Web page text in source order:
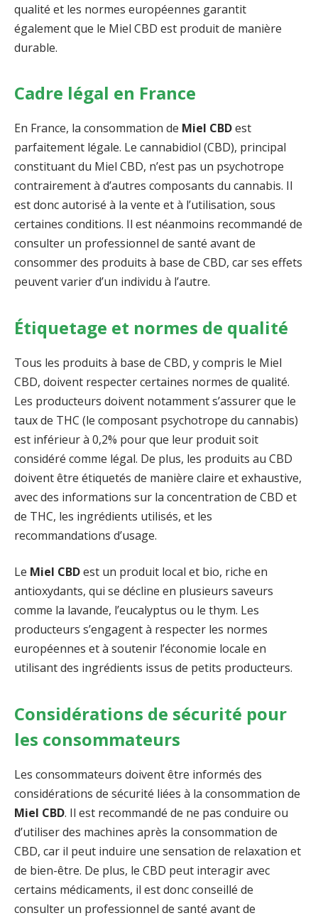
qualité et les normes européennes garantit
également que le Miel CBD est produit de manière
durable.
Cadre légal en France
En France, la consommation de Miel CBDest
parfaitement légale. Le cannabidiol (CBD), principal
constituant du Miel CBD, n’est pas un psychotrope
contrairement à d’autres composants du cannabis. Il
est donc autorisé à la vente et à l’utilisation, sous
certaines conditions. Il est néanmoins recommandé de
consulter un professionnel de santé avant de
consommer des produits à base de CBD, car ses effets
peuvent varier d’un individu à l’autre.
Étiquetage et normes de qualité
Tous les produits à base de CBD, y compris le Miel
CBD, doivent respecter certaines normes de qualité.
Les producteurs doivent notamment s’assurer que le
taux de THC (le composant psychotrope du cannabis)
est inférieur à 0,2% pour que leur produit soit
considéré comme légal. De plus, les produits au CBD
doivent être étiquetés de manière claire et exhaustive,
avec des informations sur la concentration de CBD et
de THC, les ingrédients utilisés, et les
recommandations d’usage.
Le Miel CBDest un produit local et bio, riche en
antioxydants, qui se décline en plusieurs saveurs
comme la lavande, l’eucalyptus ou le thym. Les
producteurs s’engagent à respecter les normes
européennes et à soutenir l’économie locale en
utilisant des ingrédients issus de petits producteurs.
Considérations de sécurité pour
les consommateurs
Les consommateurs doivent être informés des
considérations de sécurité liées à la consommation de
Miel CBD. Il est recommandé de ne pas conduire ou
d’utiliser des machines après la consommation de
CBD, car il peut induire une sensation de relaxation et
de bien-être. De plus, le CBD peut interagir avec
certains médicaments, il est donc conseillé de
consulter un professionnel de santé avant de